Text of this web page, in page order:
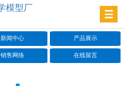
新闻中心 产品展示
销售网络 在线留言